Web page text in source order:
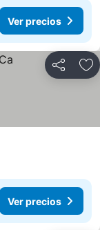
Ver precios
Compartir
Ver precios